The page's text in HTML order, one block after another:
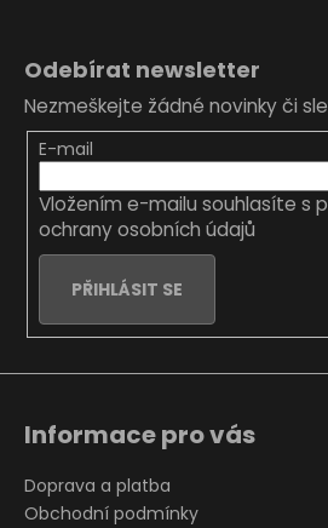
Odebírat newsletter
Nezmeškejte žádné novinky či
E-mail
Vložením e-mailu souhlasíte s
ochrany osobních údajů
PŘIHLÁSIT SE
Informace pro vás
Doprava a platba
Obchodní podmínky